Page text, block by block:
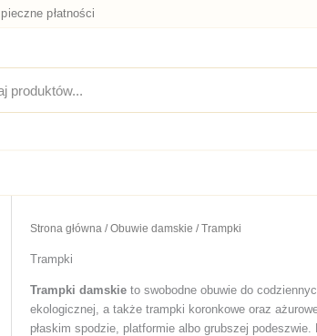
płatności
Strona główna /Obuwie damskie / Trampki
Trampki
Trampki damskie to swobodne obuwie do
ekologicznej, a także trampki koronkowe oraz
płaskim spodzie, platformie albo grubszej